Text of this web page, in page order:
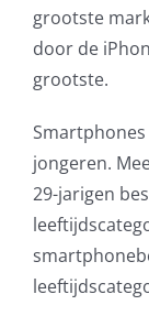
grootste
door de
grootste.
jongeren.
29-jarigen